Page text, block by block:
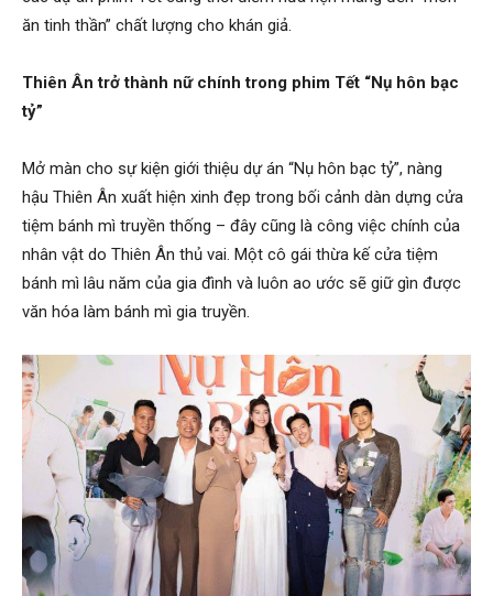
ăn tinh thần” chất lượng cho khán giả.
Thiên Ân trở thành nữ chính trong phim Tết “Nụ hôn bạc
tỷ”
Mở màn cho sự kiện giới thiệu dự án “Nụ hôn bạc tỷ”, nàng
hậu Thiên Ân xuất hiện xinh đẹp trong bối cảnh dàn dựng cửa
tiệm bánh mì truyền thống – đây cũng là công việc chính của
nhân vật do Thiên Ân thủ vai. Một cô gái thừa kế cửa tiệm
bánh mì lâu năm của gia đình và luôn ao ước sẽ giữ gìn được
văn hóa làm bánh mì gia truyền.